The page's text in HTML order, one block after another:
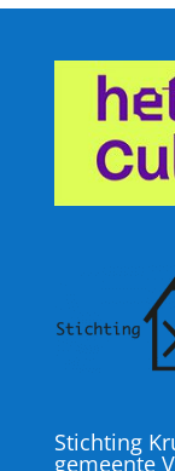
Stichting
gemeente